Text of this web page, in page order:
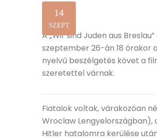
14
SZEPT
A „Wir sind Juden aus
szeptember 26-án 18 órakor
nyelvű beszélgetés követ a
szeretettel várnak.
Fiatalok voltak, várakozóan
Wroclaw Lengyelországban),
Hitler hatalomra kerülése